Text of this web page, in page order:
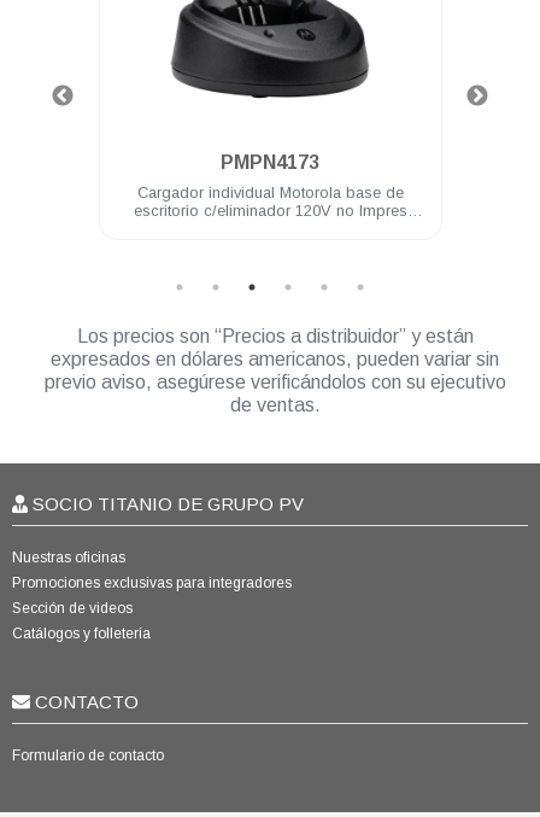
PMPN4173
Cargador individual Motorola base de
escritorio c/eliminador 120V no Impres
Los precios son “Precios a distribuidor” y están
expresados en dólares americanos, pueden variar sin
previo aviso, asegúrese verificándolos con su ejecutivo
de ventas.
SOCIO TITANIO DE GRUPO PV
Nuestras oficinas
Promociones exclusivas para integradores
Sección de videos
Catálogos y folletería
CONTACTO
Formulario de contacto